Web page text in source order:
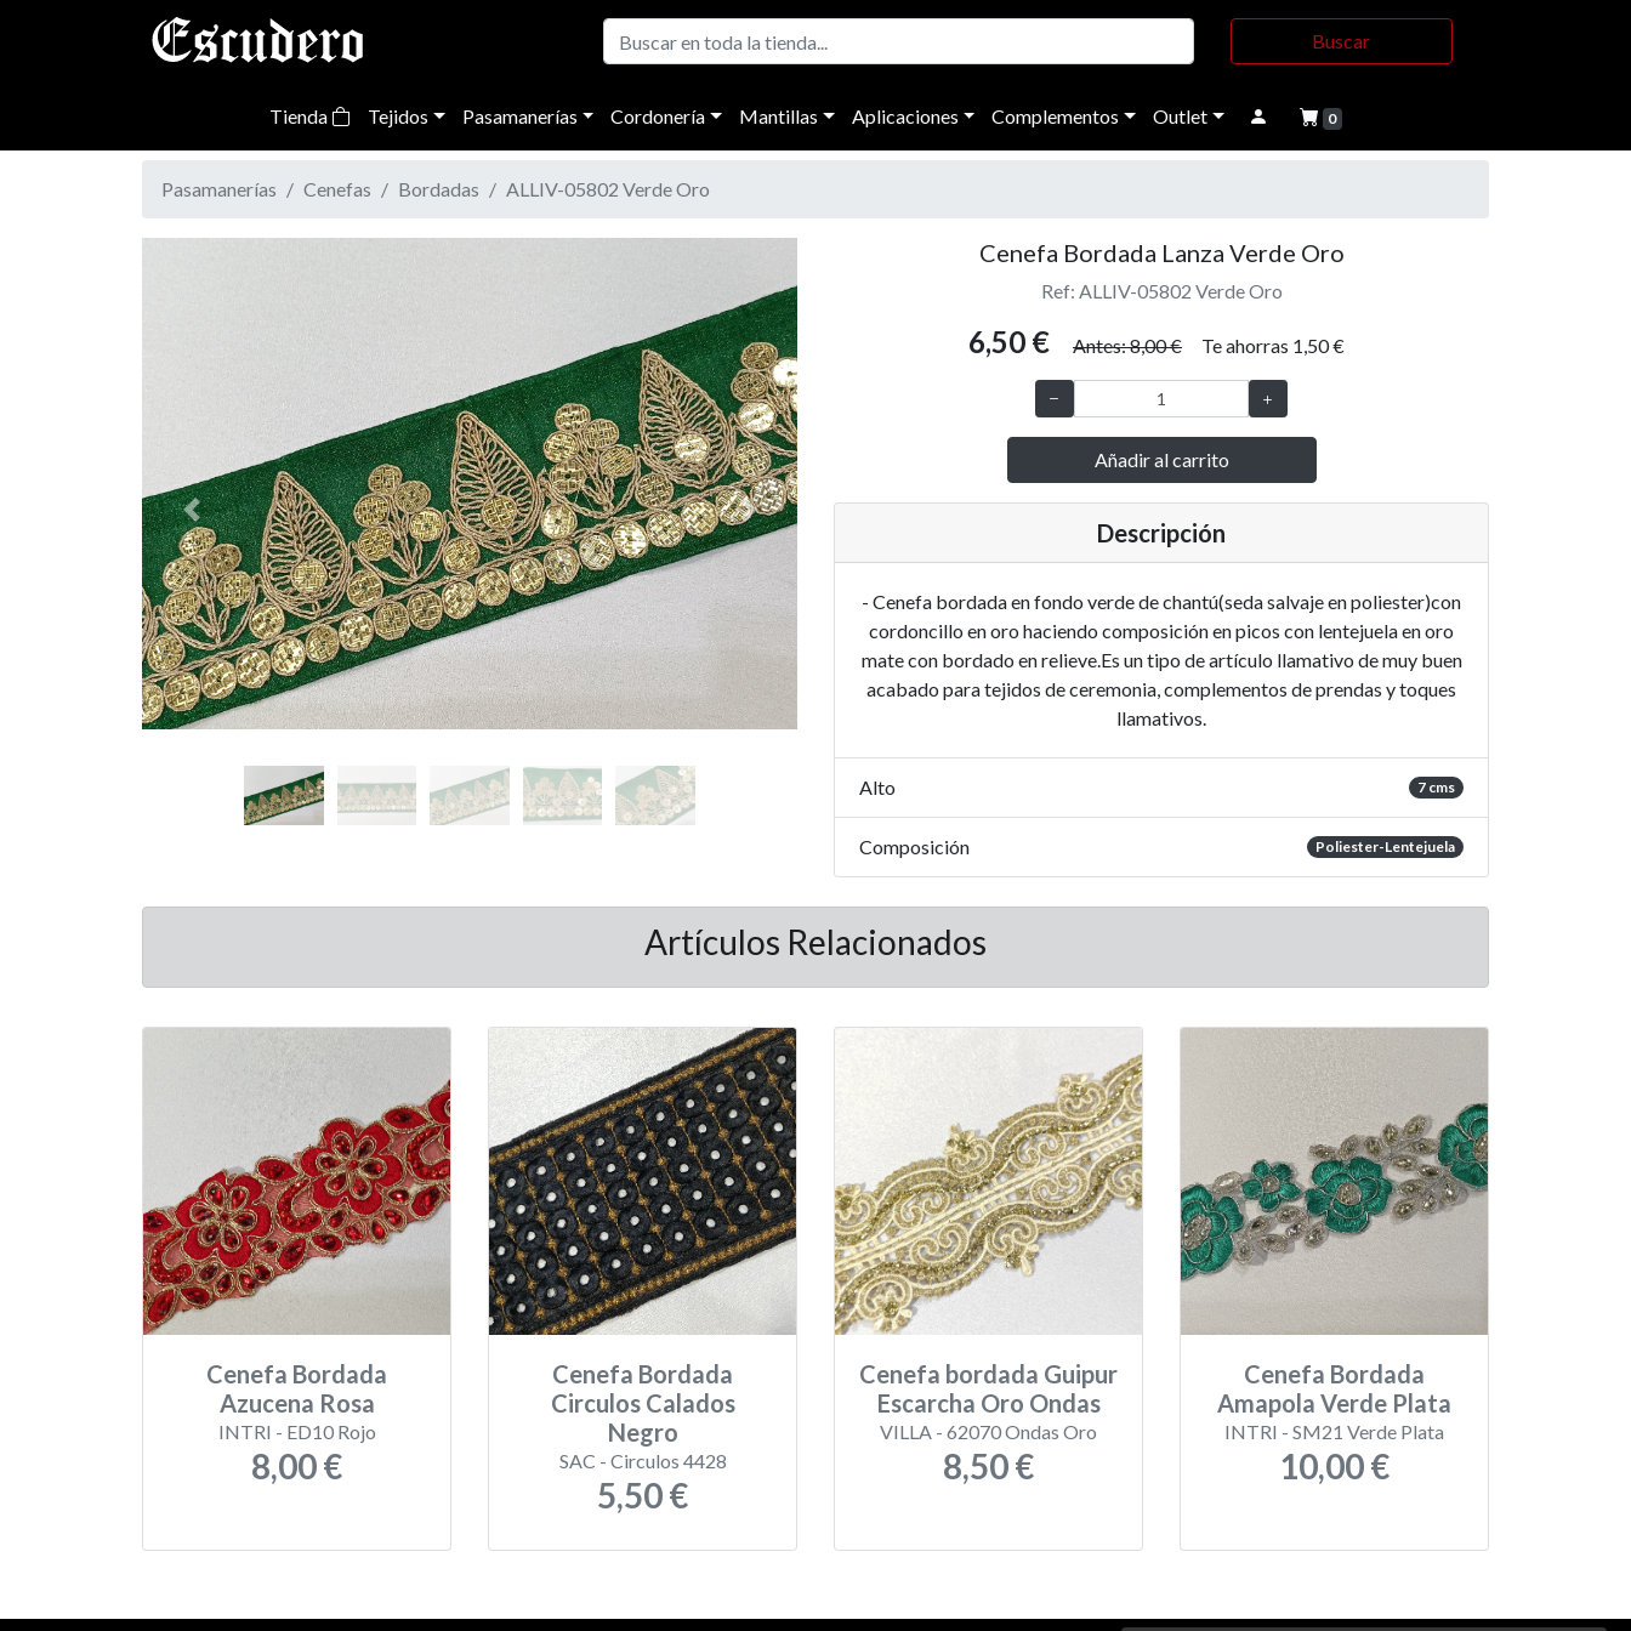
Buscar
Tienda Tejidos Pasamanerías Cordonería Mantillas Aplicaciones Complementos Outlet 0
Pasamanerías Cenefas Bordadas ALLIV-05802 Verde Oro
Previous Next
Cenefa Bordada Lanza Verde Oro
Ref: ALLIV-05802 Verde Oro
6,50 € Antes: 8,00 € Te ahorras 1,50 €
Añadir al carrito
Descripción
- Cenefa bordada en fondo verde de chantú(seda salvaje en poliester)con
cordoncillo en oro haciendo composición en picos con lentejuela en oro
mate con bordado en relieve.Es un tipo de artículo llamativo de muy buen
acabado para tejidos de ceremonia, complementos de prendas y toques
llamativos.
Alto 7 cms
Composición Poliester-Lentejuela
Artículos Relacionados
Cenefa Bordada
Azucena Rosa
INTRI - ED10 Rojo
8,00 €
Cenefa Bordada
Circulos Calados
Negro
SAC - Circulos 4428
5,50 €
Cenefa bordada Guipur
Escarcha Oro Ondas
VILLA - 62070 Ondas Oro
8,50 €
Cenefa Bordada
Amapola Verde Plata
INTRI - SM21 Verde Plata
10,00 €